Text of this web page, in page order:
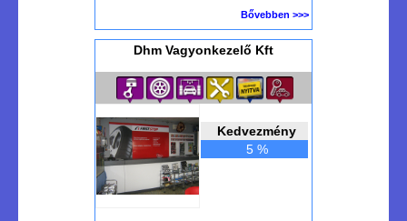
Bővebben >>>
Dhm Vagyonkezelő Kft
Kedvezmény
5 %